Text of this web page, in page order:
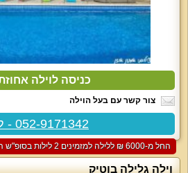
כניסה לוילה
צור קשר עם בעל הוילה
052-9171342 - לידור
החל מ-‏6000 ₪ ללילה למזמינים 2 לילות בסופ"ש הקרוב
וילה גלילה בוטיק